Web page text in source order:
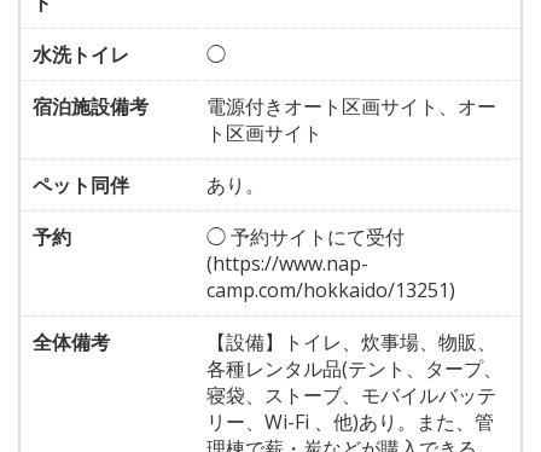
水洗トイレ
◯
宿泊施設備考
電源付きオート区画サイト、オー
ト区画サイト
ペット同伴
あり。
予約
◯ 予約サイトにて受付
(https://www.nap-
camp.com/hokkaido/13251)
全体備考
【設備】トイレ、炊事場、物販、
各種レンタル品(テント、タープ、
寝袋、ストーブ、モバイルバッテ
リー、Wi-Fi 、他)あり。また、管